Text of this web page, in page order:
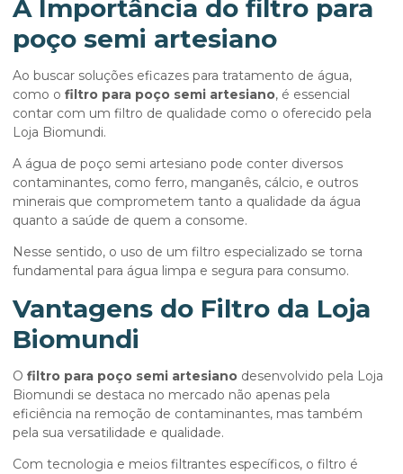
A Importância do filtro para
poço semi artesiano
Ao buscar soluções eficazes para tratamento de água,
como o filtro para poço semi artesiano, é essencial
contar com um filtro de qualidade como o oferecido pela
Loja Biomundi.
A água de poço semi artesiano pode conter diversos
contaminantes, como ferro, manganês, cálcio, e outros
minerais que comprometem tanto a qualidade da água
quanto a saúde de quem a consome.
Nesse sentido, o uso de um filtro especializado se torna
fundamental para água limpa e segura para consumo.
Vantagens do Filtro da Loja
Biomundi
O filtro para poço semi artesiano desenvolvido pela Loja
Biomundi se destaca no mercado não apenas pela
eficiência na remoção de contaminantes, mas também
pela sua versatilidade e qualidade.
Com tecnologia e meios filtrantes específicos, o filtro é